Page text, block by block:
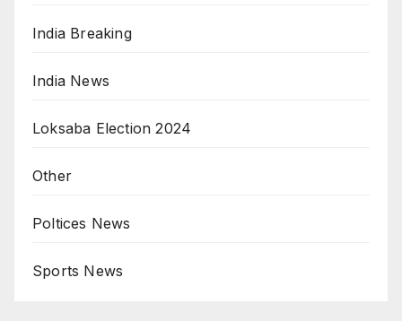
India Breaking
India News
Loksaba Election 2024
Other
Poltices News
Sports News